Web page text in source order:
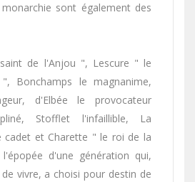
sont également des
de l'Anjou ", Lescure " le
Bonchamps le magnanime,
d'Elbée le provocateur
Stofflet l'infaillible, La
cadet et Charette " le roi de la
d'une génération qui,
vivre, a choisi pour destin de